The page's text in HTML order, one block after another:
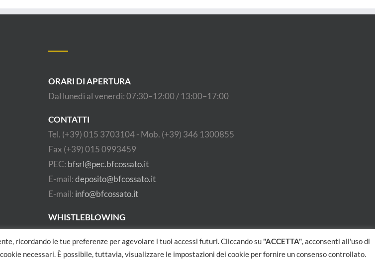
ORARI DI APERTURA
Dal lunedì al venerdì: 07:30–12:00 / 13:00–17:00
CONTATTI
Tel. (+39) 015 3703104 - Mob. (+39) 346 1300855
Fax (+39) 015 0993459
PEC: bfsrl@pec.bfcossato.it
E-mail:deposito@bfcossato.it
E-mail: info@bfcossato.it
WHISTLEBLOWING
ricordando le tue preferenze per agevolare i tuoi accessi futuri. Cliccando su "ACCETTA", acconsenti all'uso di
necessari. È possibile, tuttavia, visualizzare le impostazioni dei cookie per fornire un consenso controllato.